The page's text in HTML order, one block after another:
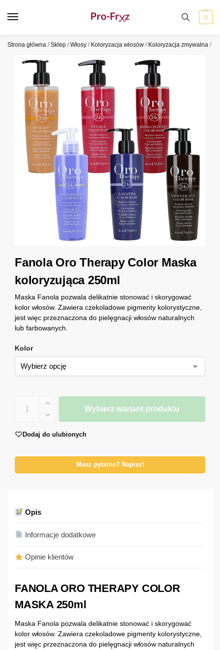
0
Strona główna /Sklep /Włosy / Koloryzacja włosów / Koloryzacja zmywalna /
Fanola Oro Therapy Color Maska
koloryzująca 250ml
Maska Fanola pozwala delikatnie stonować i skorygować
kolor włosów. Zawiera czekoladowe pigmenty kolorystyczne,
jest więc przeznaczona do pielęgnacji włosów naturalnych
lub farbowanych.
Kolor
Wybierz wariant produktu
Dodaj do ulubionych
Masz pytanie? Napisz!
Opis
Informacje dodatkowe
Opinie klientów
FANOLA ORO THERAPY COLOR
MASKA 250ml
Maska Fanola pozwala delikatnie stonować i skorygować
kolor włosów. Zawiera czekoladowe pigmenty kolorystyczne,
jest więc przeznaczona do pielęgnacji włosów naturalnych